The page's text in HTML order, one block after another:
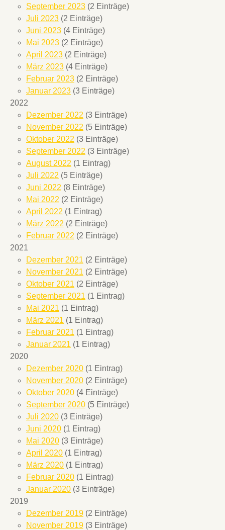
September 2023 (2 Einträge)
Juli 2023 (2 Einträge)
Juni 2023 (4 Einträge)
Mai 2023 (2 Einträge)
April 2023 (2 Einträge)
März 2023 (4 Einträge)
Februar 2023 (2 Einträge)
Januar 2023 (3 Einträge)
2022
Dezember 2022 (3 Einträge)
November 2022 (5 Einträge)
Oktober 2022 (3 Einträge)
September 2022 (3 Einträge)
August 2022 (1 Eintrag)
Juli 2022 (5 Einträge)
Juni 2022 (8 Einträge)
Mai 2022 (2 Einträge)
April 2022 (1 Eintrag)
März 2022 (2 Einträge)
Februar 2022 (2 Einträge)
2021
Dezember 2021 (2 Einträge)
November 2021 (2 Einträge)
Oktober 2021 (2 Einträge)
September 2021 (1 Eintrag)
Mai 2021 (1 Eintrag)
März 2021 (1 Eintrag)
Februar 2021 (1 Eintrag)
Januar 2021 (1 Eintrag)
2020
Dezember 2020 (1 Eintrag)
November 2020 (2 Einträge)
Oktober 2020 (4 Einträge)
September 2020 (5 Einträge)
Juli 2020 (3 Einträge)
Juni 2020 (1 Eintrag)
Mai 2020 (3 Einträge)
April 2020 (1 Eintrag)
März 2020 (1 Eintrag)
Februar 2020 (1 Eintrag)
Januar 2020 (3 Einträge)
2019
Dezember 2019 (2 Einträge)
November 2019 (3 Einträge)